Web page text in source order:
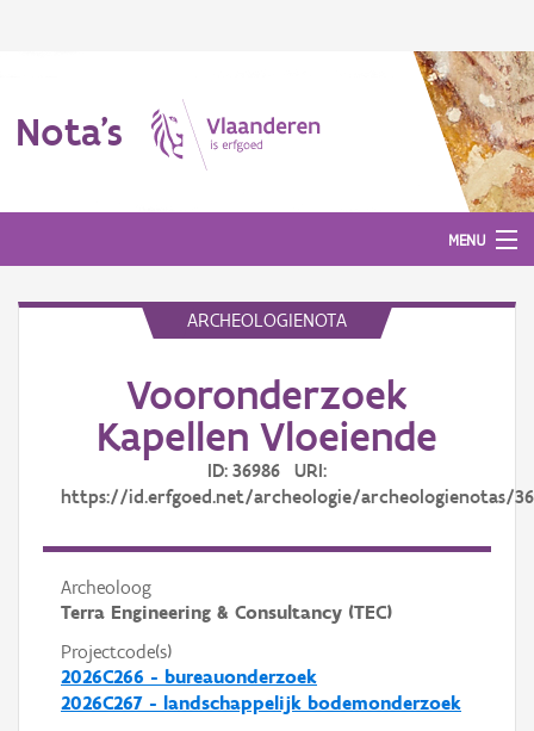
Nota's
MENU
ARCHEOLOGIENOTA
Vooronderzoek
Kapellen Vloeiende
ID: 36986 URI:
https://id.erfgoed.net/archeologie/archeologienotas/
Archeoloog
Terra Engineering & Consultancy (TEC)
Projectcode(s)
2026C266 - bureauonderzoek
2026C267 - landschappelijk bodemonderzoek